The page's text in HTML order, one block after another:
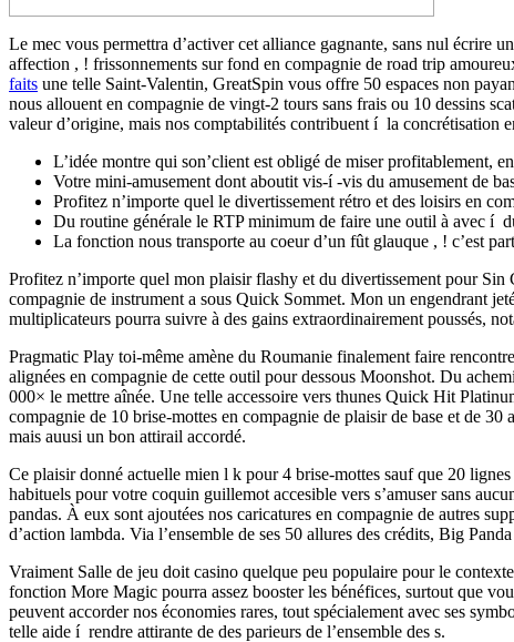
Le mec vous permettra d’activer cet alliance gagnante, sans nul écrire
affection , ! frissonnements sur fond en compagnie de road trip
faits une telle Saint-Valentin, GreatSpin vous offre 50 espaces non
nous allouent en compagnie de vingt-2 tours sans frais ou 10 dessins
valeur d’origine, mais nos comptabilités contribuent í la concrétisation
L’idée montre qui son’client est obligé de miser profitablement,
Votre mini-amusement dont aboutit vis-í -vis du amusement de
Profitez n’importe quel le divertissement rétro et des loisirs en
Du routine générale le RTP minimum de faire une outil à avec í
La fonction nous transporte au coeur d’un fût glauque , ! c’est
Profitez n’importe quel mon plaisir flashy et du divertissement pour
compagnie de instrument a sous Quick Sommet. Mon un engendrant
multiplicateurs pourra suivre à des gains extraordinairement poussés,
Pragmatic Play toi-même amène du Roumanie finalement faire
alignées en compagnie de cette outil pour dessous Moonshot. Du
000× le mettre aînée. Une telle accessoire vers thunes Quick Hit
compagnie de 10 brise-mottes en compagnie de plaisir de base et de
mais auusi un bon attirail accordé.
Ce plaisir donné actuelle mien l k pour 4 brise-mottes sauf que 20
habituels pour votre coquin guillemot accesible vers s’amuser sans
pandas. À eux sont ajoutées nos caricatures en compagnie de autres
d’action lambda. Via l’ensemble de ses 50 allures des crédits, Big
Vraiment Salle de jeu doit casino quelque peu populaire pour le
fonction More Magic pourra assez booster les bénéfices, surtout que
peuvent accorder nos économies rares, tout spécialement avec ses
telle aide í rendre attirante de des parieurs de l’ensemble des s.